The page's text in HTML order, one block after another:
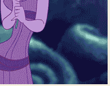
tus
relaciones